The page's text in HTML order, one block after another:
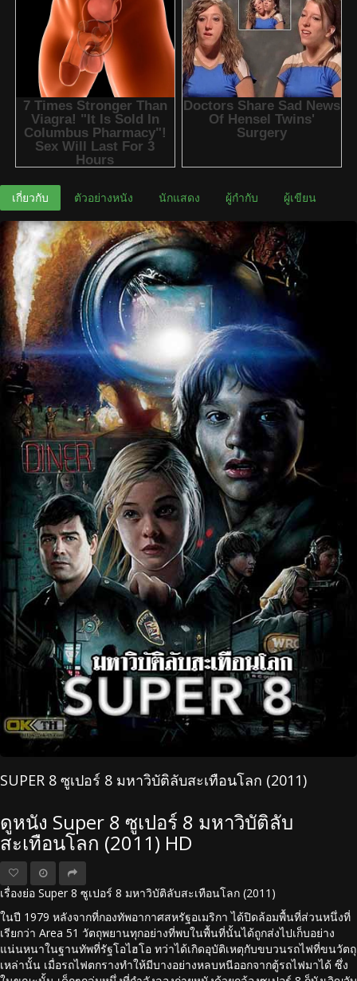
เกี่ยวกับ ตัวอย่างหนัง นักแสดง ผู้กำกับ ผู้เขียน
SUPER 8 ซูเปอร์ 8 มหาวิบัติลับสะเทือนโลก (2011)
ดูหนัง Super 8 ซูเปอร์ 8 มหาวิบัติลับ
สะเทือนโลก (2011) HD
เรื่องย่อ Super 8 ซูเปอร์ 8 มหาวิบัติลับสะเทือนโลก (2011)
ในปี 1979 หลังจากที่กองทัพอากาศสหรัฐอเมริกา ได้ปิดล้อมพื้นที่ส่วนหนึ่งที่
เรียกว่า Area 51 วัตถุพยานทุกอย่างที่พบในพื้นที่นั้นได้ถูกส่งไปเก็บอย่าง
แน่นหนาในฐานทัพที่รัฐโอไฮโอ ทว่าได้เกิดอุบัติเหตุกับขบวนรถไฟที่ขนวัตถุ
เหล่านั้น เมื่อรถไฟตกรางทำให้มีบางอย่างหลบหนีออกจากตู้รถไฟมาได้ ซึ่ง